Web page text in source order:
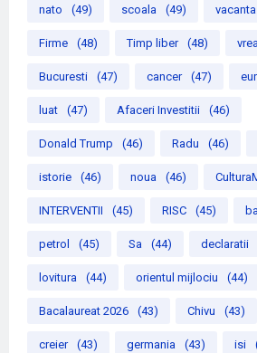
nato (49) scoala (49) vacanta
Firme (48) Timp liber (48)
Bucuresti (47) cancer (47)
luat (47) Afaceri Investitii (46)
Donald Trump (46) Radu (46)
istorie (46) noua (46)
INTERVENTII (45) RISC (45)
petrol (45) Sa (44) declaratii
lovitura (44) orientul mijlociu (44)
Bacalaureat 2026 (43) Chivu (43)
creier (43) germania (43) isi